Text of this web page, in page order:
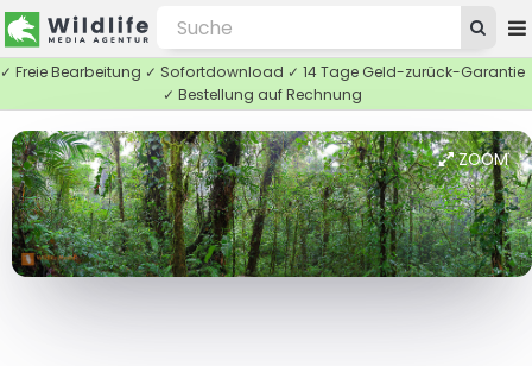
✓ Freie Bearbeitung ✓ Sofortdownload ✓ 14 Tage Geld-zurück-Garantie
✓ Bestellung auf Rechnung
ZOOM